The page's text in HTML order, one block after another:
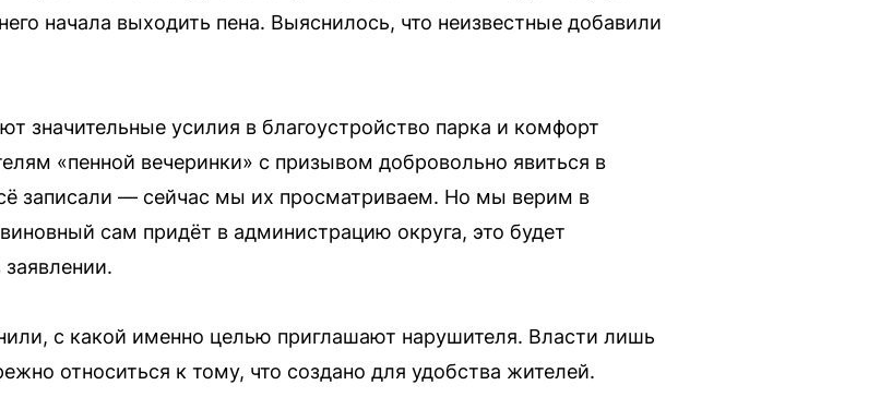
начала выходить пена. Выяснилось, что неизвестные добавили
значительные усилия в благоустройство парка и комфорт
«пенной вечеринки» с призывом добровольно явиться в
записали — сейчас мы их просматриваем. Но мы верим в
сам придёт в администрацию округа, это будет
с какой именно целью приглашают нарушителя. Власти лишь
относиться к тому, что создано для удобства жителей.